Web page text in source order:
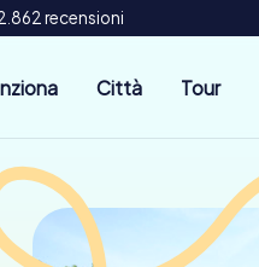
recensioni
Città Tour